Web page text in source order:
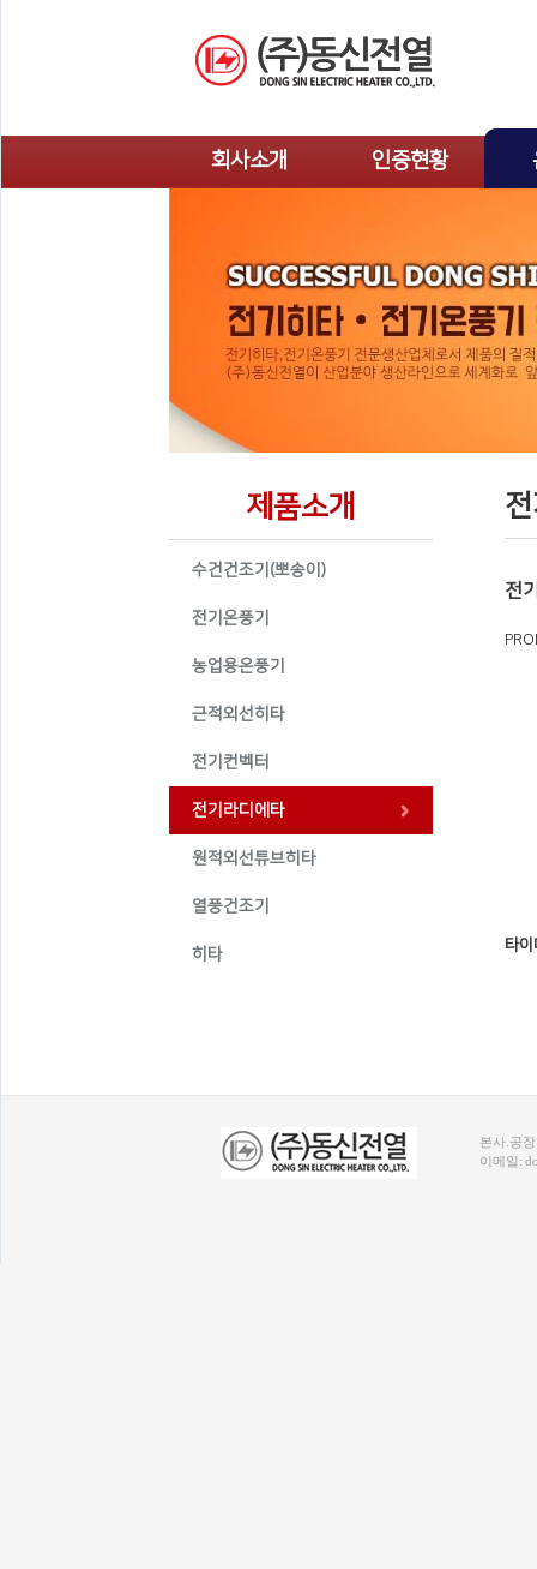
회사소개
인사말
인증현황
인증현황
제품소개
수건건조기(뽀송이)
전기온풍기
농업용온풍기
근적외선히타
전기컨벡터
전기라디에타
원적외선튜브히타
열풍건조기
히타
전
타
본사.공
이메일: